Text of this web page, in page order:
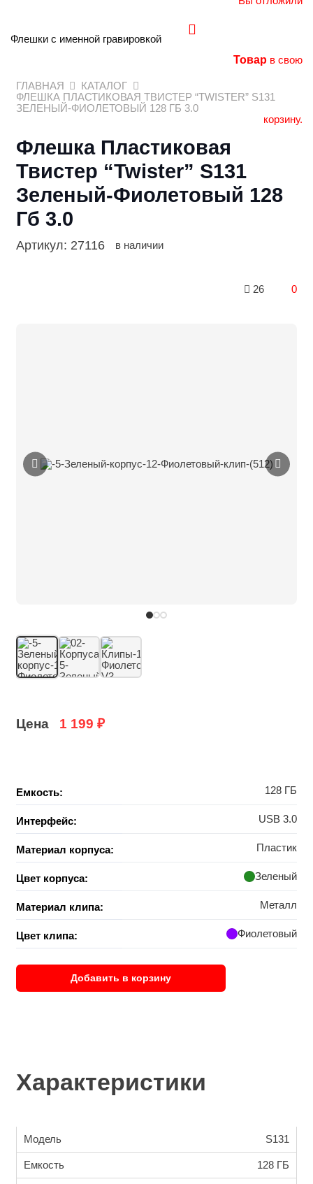
Флешки с именной гравировкой
Товарв свою
корзину.
ГЛАВНАЯ
КАТАЛОГ
ФЛЕШКА ПЛАСТИКОВАЯ ТВИСТЕР “TWISTER” S131
ЗЕЛЕНЫЙ-ФИОЛЕТОВЫЙ 128 ГБ 3.0
Флешка Пластиковая
Твистер “Twister” S131
Зеленый-Фиолетовый 128
Гб 3.0
Артикул: 27116 в наличии
26 0
Цена 1 199₽
Емкость: 128 ГБ
Интерфейс: USB 3.0
Материал корпуса: Пластик
Цвет корпуса: Зеленый
Материал клипа: Металл
Цвет клипа: Фиолетовый
Добавить в корзину
Характеристики
Модель S131
Емкость 128 ГБ